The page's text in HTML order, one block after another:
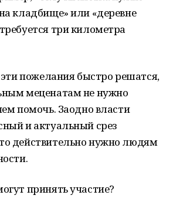
кладбище» или «деревне
три километра
эти пожелания быстро решатся,
меценатам не нужно
помочь. Заодно власти
и актуальный срез
действительно нужно людям
принять участие?